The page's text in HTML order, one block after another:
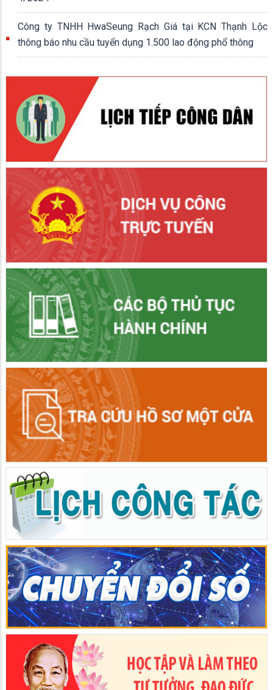
Công ty TNHH HwaSeung Rạch Giá tại KCN Thạnh Lộc
thông báo nhu cầu tuyển dụng 1.500 lao động phổ thông